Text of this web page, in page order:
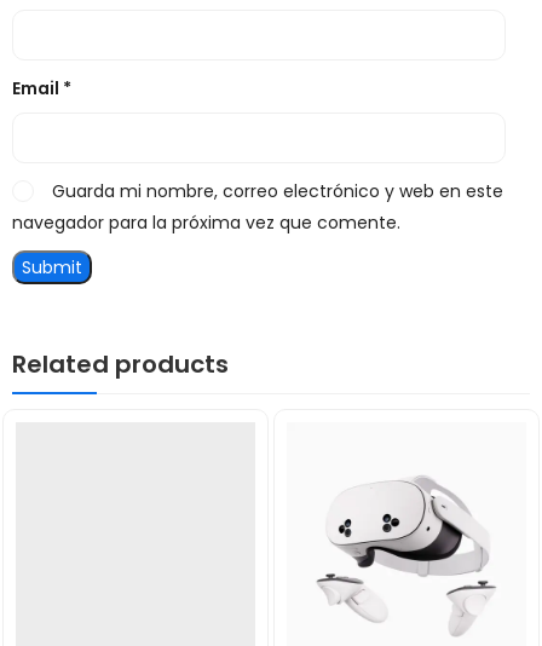
Email *
Guarda mi nombre, correo electrónico y web en este
navegador para la próxima vez que comente.
Related products